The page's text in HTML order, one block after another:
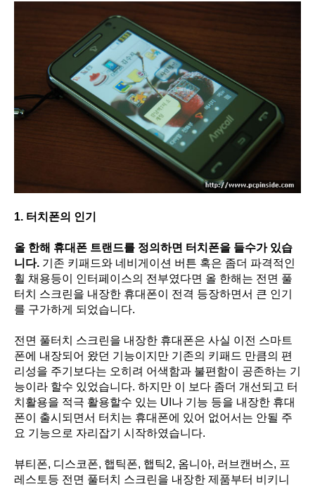
1. 터치폰의 인기
올 한해 휴대폰 트랜드를 정의하면 터치폰을 들수가 있습
니다. 기존 키패드와 네비게이션 버튼 혹은 좀더 파격적인
휠 채용등이 인터페이스의 전부였다면 올 한해는 전면 풀
터치 스크린을 내장한 휴대폰이 전격 등장하면서 큰 인기
를 구가하게 되었습니다.
전면 풀터치 스크린을 내장한 휴대폰은 사실 이전 스마트
폰에 내장되어 왔던 기능이지만 기존의 키패드 만큼의 편
리성을 주기보다는 오히려 어색함과 불편함이 공존하는 기
능이라 할수 있었습니다. 하지만 이 보다 좀더 개선되고 터
치활용을 적극 활용할수 있는 UI나 기능 등을 내장한 휴대
폰이 출시되면서 터치는 휴대폰에 있어 없어서는 안될 주
요 기능으로 자리잡기 시작하였습니다.
뷰티폰, 디스코폰, 햅틱폰, 햅틱2, 옴니아, 러브캔버스, 프
레스토등 전면 풀터치 스크린을 내장한 제품부터 비키니